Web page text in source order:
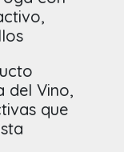
del Vino,
que